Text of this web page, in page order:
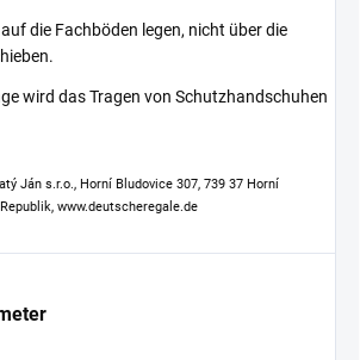
die Fachböden legen, nicht über die
wird das Tragen von Schutzhandschuhen
Ján s.r.o., Horní Bludovice 307, 739 37 Horní
www.deutscheregale.de